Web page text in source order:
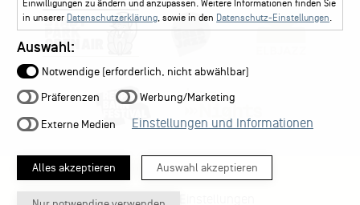
Datenschutz-Einstellungen
Einwilligungen zu ändern und anzupassen. Weitere Informationen finden Sie
in unserer Datenschutzerklärung, sowie in den Datenschutz-Einstellungen.
Auswahl:
Notwendige (erforderlich, nicht abwählbar)
Präferenzen Werbung/Marketing
Externe Medien Einstellungen und Informationen
Alles akzeptieren Auswahl akzeptieren